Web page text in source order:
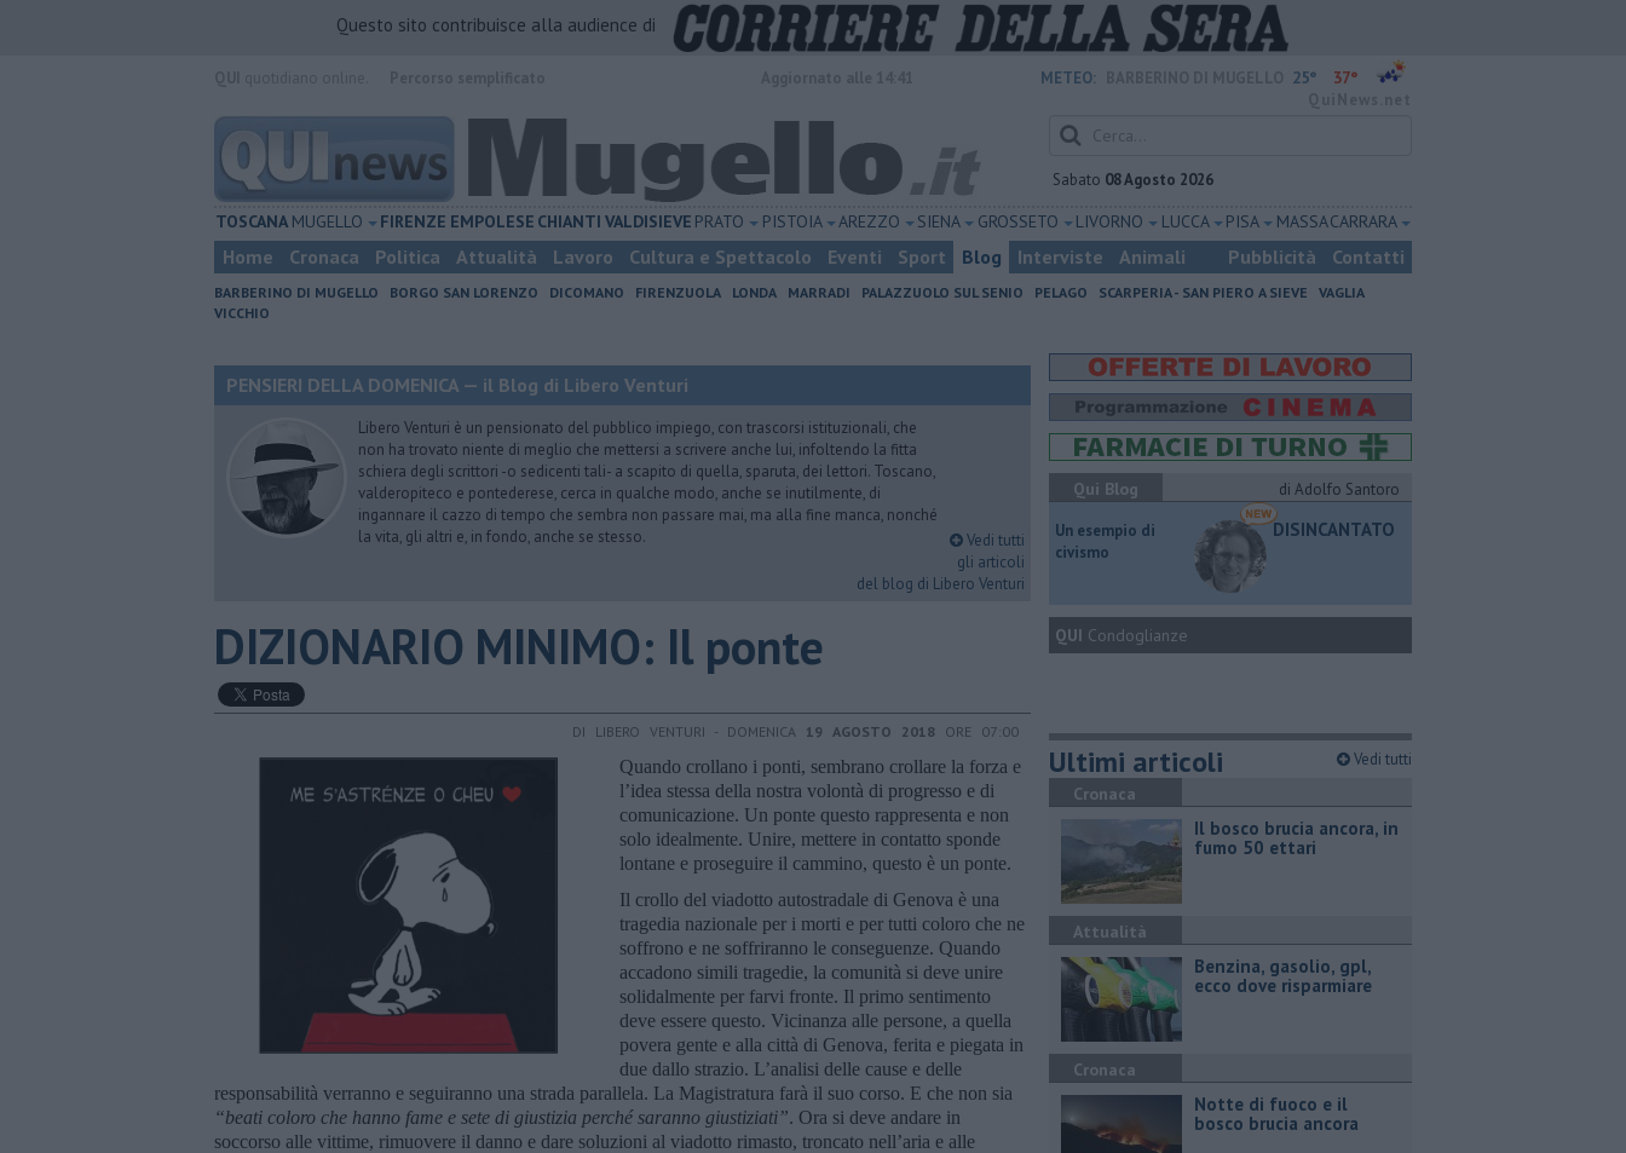
Questo sito contribuisce alla audience di
METEO: 25° 37°
Sabato 08 Agosto 2026
TOSCANA MUGELLO FIRENZE EMPOLESE CHIANTI VALDISIEVE PRATO PISTOIA AREZZO SIENA GROSSETO LIVORNO LUCCA PISA MASSA CARRARA
Home Cronaca Politica Attualità Lavoro Cultura e Spettacolo Eventi Sport Blog Interviste Animali Pubblicità Contatti
BARBERINO DI MUGELLO BORGO SAN LORENZO DICOMANO FIRENZUOLA LONDA MARRADI PALAZZUOLO SUL SENIO PELAGO SCARPERIA - SAN PIERO A SIEVE
VAGLIA
VICCHIO
PENSIERI DELLA DOMENICA — il Blog di Libero Venturi
Libero Venturi è un pensionato del pubblico impiego, con trascorsi istituzionali, che
non ha trovato niente di meglio che mettersi a scrivere anche lui, infoltendo la fitta
schiera degli scrittori -o sedicenti tali- a scapito di quella, sparuta, dei lettori. Toscano,
valderopiteco e pontederese, cerca in qualche modo, anche se inutilmente, di
ingannare il cazzo di tempo che sembra non passare mai, ma alla fine manca, nonché
la vita, gli altri e, in fondo, anche se stesso.
Vedi tutti
gli articoli
del blog di Libero Venturi
DIZIONARIO MINIMO: Il ponte
DI LIBERO VENTURI - DOMENICA 19 AGOSTO 2018 ORE 07:00
Quando crollano i ponti, sembrano crollare la forza e
l’idea stessa della nostra volontà di progresso e di
comunicazione. Un ponte questo rappresenta e non
solo idealmente. Unire, mettere in contatto sponde
lontane e proseguire il cammino, questo è un ponte.
Il crollo del viadotto autostradale di Genova è una
tragedia nazionale per i morti e per tutti coloro che ne
soffrono e ne soffriranno le conseguenze. Quando
accadono simili tragedie, la comunità si deve unire
solidalmente per farvi fronte. Il primo sentimento
deve essere questo. Vicinanza alle persone, a quella
povera gente e alla città di Genova, ferita e piegata in
due dallo strazio. L’analisi delle cause e delle
responsabilità verranno e seguiranno una strada parallela. La Magistratura farà il suo corso. E che non sia
“beati coloro che hanno fame e sete di giustizia perchésaranno giustiziati”. Ora si deve andare in
soccorso alle vittime, rimuovere il danno e dare soluzioni al viadotto rimasto, troncato nell’aria e alle
Qui Blog
di Adolfo Santoro
​Un esempio di
civismo
DISINCANTATO
QUI Condoglianze
Ultimi articoli Vedi tutti
Cronaca
Il bosco brucia ancora, in
fumo 50 ettari
Attualità
​Benzina, gasolio, gpl,
ecco dove risparmiare
Cronaca
Notte di fuoco e il
bosco brucia ancora